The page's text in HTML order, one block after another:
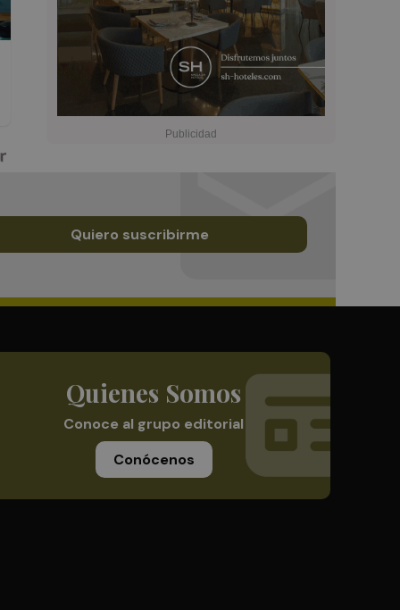
Quiero suscribirme
Quienes Somos
Conoce al grupo editorial
Conócenos